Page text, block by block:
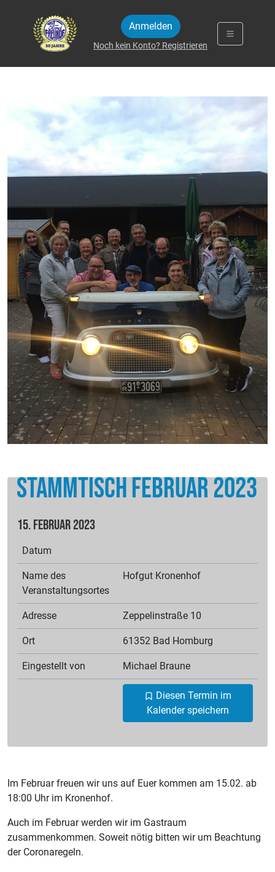
Anmelden
Noch kein Konto? Registrieren
Stammtisch Februar 2023
15. Februar 2023
Datum
Name des
Veranstaltungsortes
Hofgut Kronenhof
Adresse Zeppelinstraße 10
Ort 61352 Bad Homburg
Eingestellt von Michael Braune
Diesen Termin im
Kalender speichern
Im Februar freuen wir uns auf Euer kommen am 15.02. ab
18:00 Uhr im Kronenhof.
Auch im Februar werden wir im Gastraum
zusammenkommen. Soweit nötig bitten wir um Beachtung
der Coronaregeln.